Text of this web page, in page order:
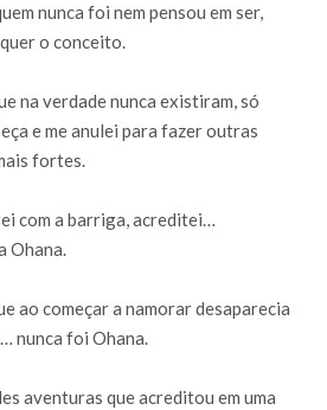
nunca foi nem pensou em ser,
o conceito.
na verdade nunca existiram, só
e me anulei para fazer outras
fortes.
com a barriga, acreditei…
Ohana.
ao começar a namorar desaparecia
nunca foi Ohana.
aventuras que acreditou em uma